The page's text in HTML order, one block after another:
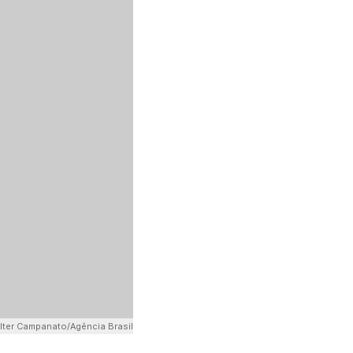
Campanato/Agência Brasil